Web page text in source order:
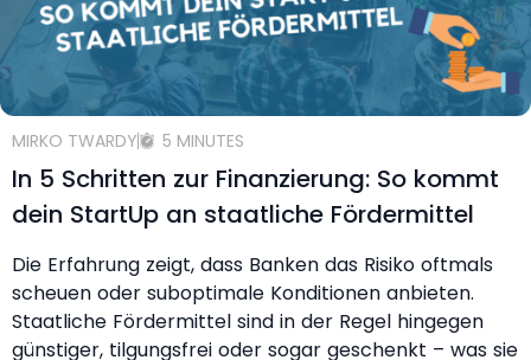
MIRKO TWARDY 5 MINUTES
In 5 Schritten zur Finanzierung: So kommt
dein StartUp an staatliche Fördermittel
Die Erfahrung zeigt, dass Banken das Risiko oftmals
scheuen oder suboptimale Konditionen anbieten.
Staatliche Fördermittel sind in der Regel hingegen
günstiger, tilgungsfrei oder sogar geschenkt – was sie